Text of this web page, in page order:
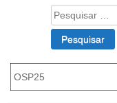
Fev 22, 2019
Roriz
Pesquisar
por: